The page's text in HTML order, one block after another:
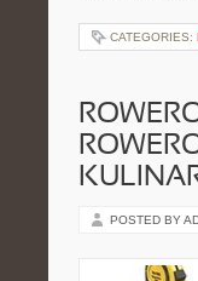
CATEGORIES:
POSTED BY